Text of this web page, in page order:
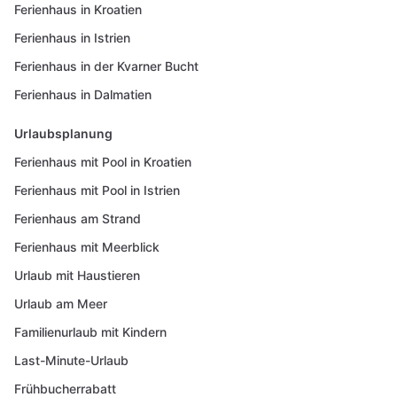
Ferienhaus in Kroatien
Ferienhaus in Istrien
Ferienhaus in der Kvarner Bucht
Ferienhaus in Dalmatien
Urlaubsplanung
Ferienhaus mit Pool in Kroatien
Ferienhaus mit Pool in Istrien
Ferienhaus am Strand
Ferienhaus mit Meerblick
Urlaub mit Haustieren
Urlaub am Meer
Familienurlaub mit Kindern
Last-Minute-Urlaub
Frühbucherrabatt